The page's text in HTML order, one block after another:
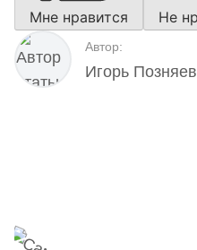
Мне нравится Не
Автор:
Игорь Позняев